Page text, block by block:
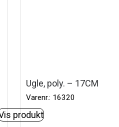
Ugle, poly. – 17CM
Varenr.: 16320
produkt